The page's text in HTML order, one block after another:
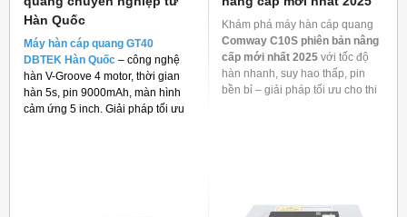
Hàn Quốc
Máy hàn cáp quang GT40
DBTEK Hàn Quốc – công nghệ
hàn V-Groove 4 motor, thời gian
hàn 5s, pin 9000mAh, màn hình
cảm ứng 5 inch. Giải pháp tối ưu
Khám phá máy hàn cáp quang
Comway C10S phiên bản nâng
cấp mới nhất 2025 với tốc độ
hàn nhanh, suy hao thấp, pin
bền bỉ – giải pháp tối ưu cho thi